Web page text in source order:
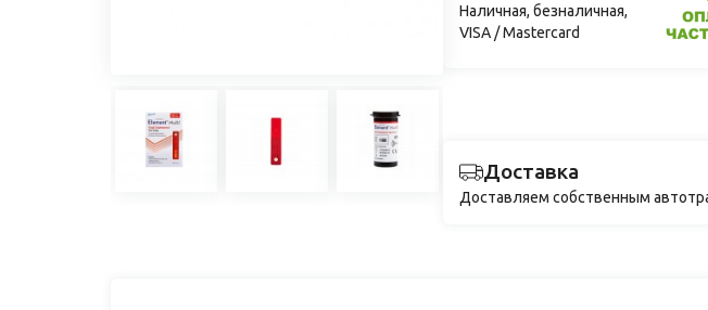
Наличная, безналичная,
VISA / Mastercard
Доставка
Доставляем собственным